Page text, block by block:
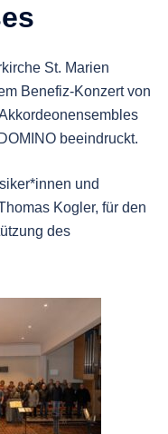
St. Marien
Benefiz-Konzert von
beeindruckt.
und
Kogler, für den
des